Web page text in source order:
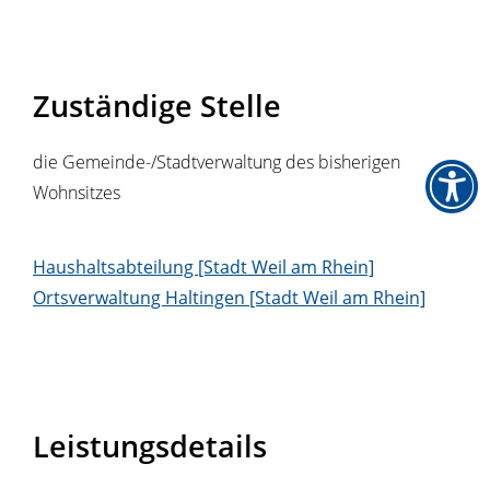
Zuständige Stelle
die Gemeinde-/Stadtverwaltung des bisherigen
Wohnsitzes
Haushaltsabteilung [Stadt Weil am Rhein]
Ortsverwaltung Haltingen [Stadt Weil am Rhein]
Leistungsdetails